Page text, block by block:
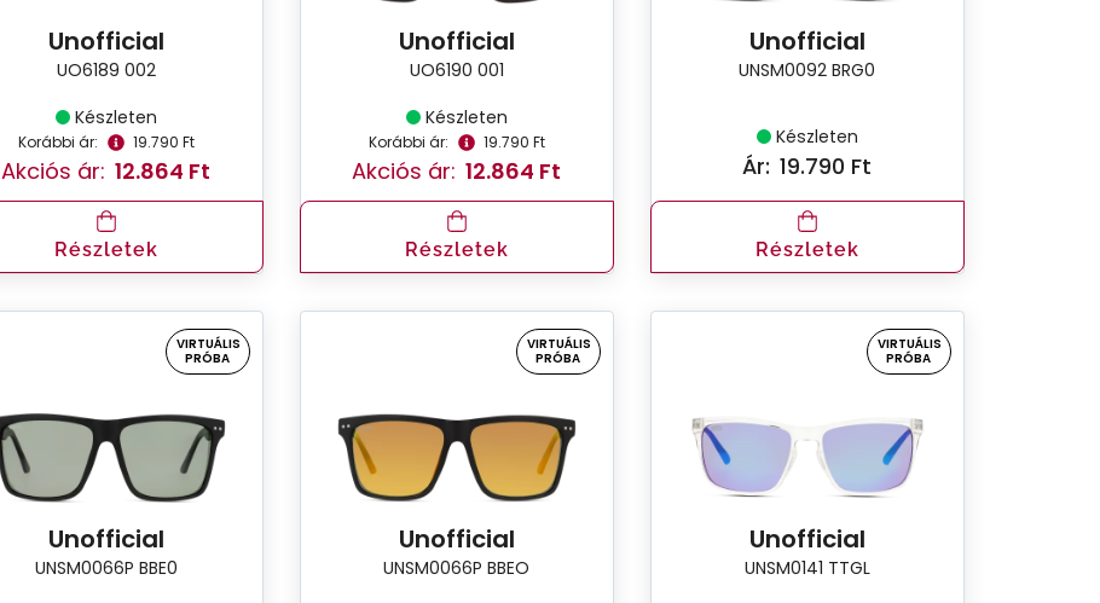
Unofficial
UO6189 002
Készleten
Korábbi ár: 19.790 Ft
Akciós ár: 12.864 Ft
Részletek
Unofficial
UO6190 001
Készleten
Korábbi ár: 19.790 Ft
Akciós ár: 12.864 Ft
Részletek
Unofficial
UNSM0092 BRG0
Készleten
Ár: 19.790 Ft
Részletek
VIRTUÁLIS
PRÓBA
Unofficial
UNSM0066P BBE0
VIRTUÁLIS
PRÓBA
Unofficial
UNSM0066P BBEO
VIRTUÁLIS
PRÓBA
Unofficial
UNSM0141 TTGL